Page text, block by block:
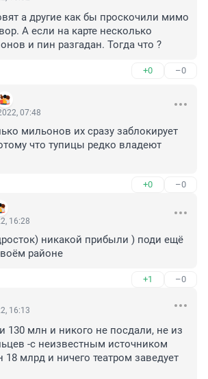
а другие как бы проскочили мимо
А если на карте несколько
и пин разгадан. Тогда что ?
+0 –0
07:48
мильонов их сразу заблокирует
что тупицы редко владеют
+0 –0
16:28
никакой прибыли ) поди ещё
районе
+1 –0
16:13
130 млн и никого не посдали, не из
-с неизвестным источником
млрд и ничего театром заведует